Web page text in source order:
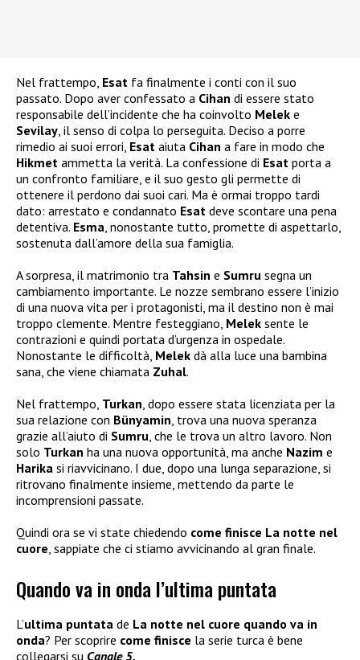
Nel frattempo, Esat fa finalmente i conti con il suo
passato. Dopo aver confessato a Cihan di essere stato
responsabile dell’incidente che ha coinvolto Melek e
Sevilay , il senso di colpa lo perseguita. Deciso a porre
rimedio ai suoi errori, Esat aiuta Cihan a fare in modo che
Hikmet ammetta la verità. La confessione di Esat porta a
un confronto familiare, e il suo gesto gli permette di
ottenere il perdono dai suoi cari. Ma è ormai troppo tardi
dato: arrestato e condannato Esat deve scontare una pena
detentiva. Esma , nonostante tutto, promette di aspettarlo,
sostenuta dall’amore della sua famiglia.
A sorpresa, il matrimonio tra Tahsin e Sumru segna un
cambiamento importante. Le nozze sembrano essere l’inizio
di una nuova vita per i protagonisti, ma il destino non è mai
troppo clemente. Mentre festeggiano, Melek sente le
contrazioni e quindi portata d’urgenza in ospedale.
Nonostante le difficoltà, Melek dà alla luce una bambina
sana, che viene chiamata Zuhal.
Nel frattempo, Turkan , dopo essere stata licenziata per la
sua relazione con Bünyamin , trova una nuova speranza
grazie all’aiuto di Sumru , che le trova un altro lavoro. Non
solo Turkan ha una nuova opportunità, ma anche Nazim e
Harika si riavvicinano. I due, dopo una lunga separazione, si
ritrovano finalmente insieme, mettendo da parte le
incomprensioni passate.
Quindi ora se vi state chiedendo come finisce La notte nel
cuore , sappiate che ci stiamo avvicinando al gran finale.
Quando va in onda l’ultima puntata
L’ultima puntata de La notte nel cuore quando va in
onda? Per scoprire come finisce la serie turca è bene
collegarsi su Canale 5.